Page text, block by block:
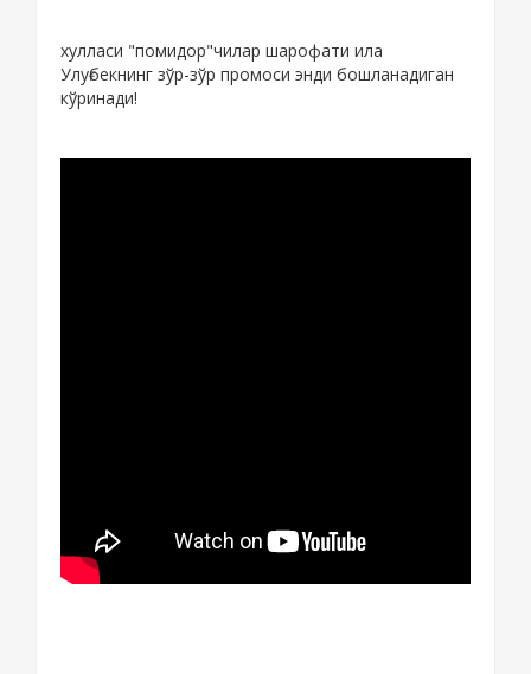
хулласи "помидор"чилар шарофати ила
Улуғбекнинг зўр-зўр промоси энди бошланадиган
кўринади!